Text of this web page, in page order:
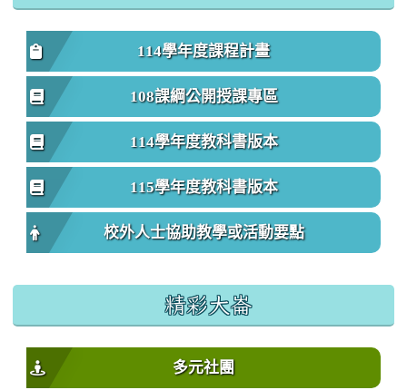
114學年度課程計畫
108課綱公開授課專區
114學年度教科書版本
115學年度教科書版本
校外人士協助教學或活動要點
精彩大崙
多元社團